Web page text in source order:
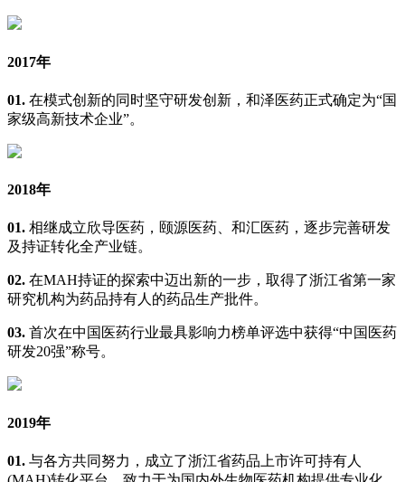
2017年
01. 在模式创新的同时坚守研发创新，和泽医药正式确定为“国
家级高新技术企业”。
2018年
01. 相继成立欣导医药，颐源医药、和汇医药，逐步完善研发
及持证转化全产业链。
02. 在MAH持证的探索中迈出新的一步，取得了浙江省第一家
研究机构为药品持有人的药品生产批件。
03. 首次在中国医药行业最具影响力榜单评选中获得“中国医药
研发20强”称号。
2019年
01. 与各方共同努力，成立了浙江省药品上市许可持有人